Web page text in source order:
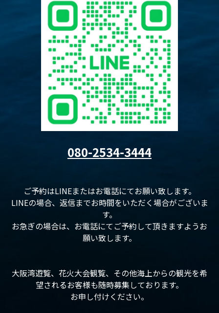
080-2534-3444
ご予約はLINEまたはお電話にてお願い致します。
LINEの場合、返信までお時間をいただく場合がございま
す。
お急ぎの場合は、お電話にてご予約して頂きますようお
願い致します。
大阪湾遊覧、花火大会観覧、その他海上からの観光を希
望されるお客様も随時募集しております。
お申し付けください。